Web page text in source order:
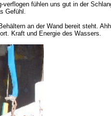
fühlen uns gut in der
Gefühl.
an der Wand bereit steht.
Kraft und Energie des Wassers.